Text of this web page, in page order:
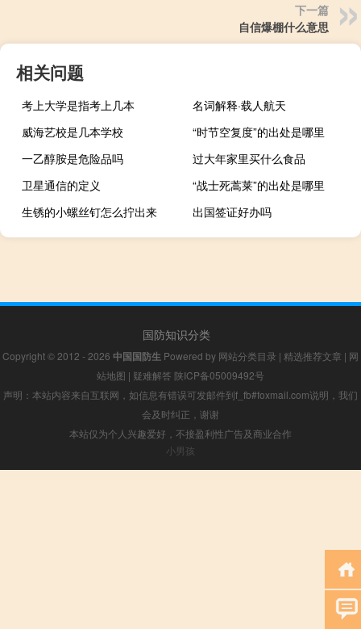
下一篇
自信爆棚什么意思
相关问题
考上大学是指考上几本
名词解释·载人航天
威海艺校是几本学校
“时节空复度”的出处是哪里
一乙醇胺是危险品吗
过大年家里买什么食品
卫星通信的定义
“战士死蒿莱”的出处是哪里
生锈的小螺丝钉怎么拧出来
出国签证好办吗
国防知识分类
Copyright © 2012 - 2026 中国国防生 Powered by 网站分类目录 | 精选推荐文章 | 网
站地图 | 疑难解答 陕ICP备05009492号
声明：本站内容来自互联网，如信息有错误可发邮件到f_fb#foxmail.com说明，我们
会及时纠正，谢谢
本站仅为个人兴趣爱好，不接盈利性广告及商业合作
小男孩